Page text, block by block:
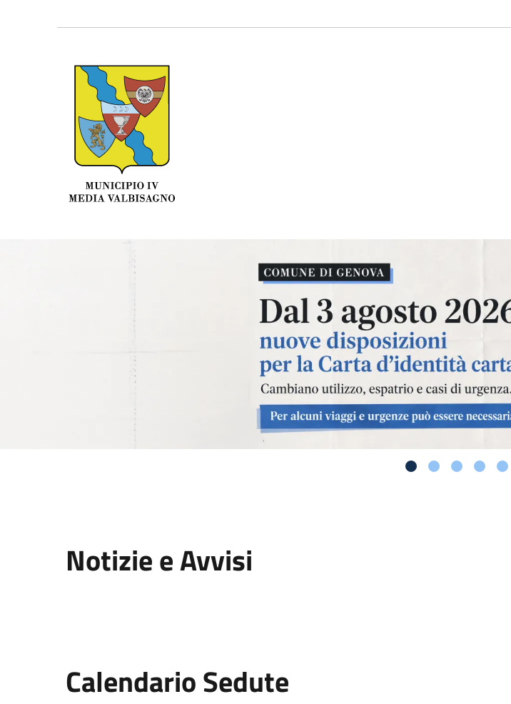
Notizie e Avvisi
Calendario Sedute